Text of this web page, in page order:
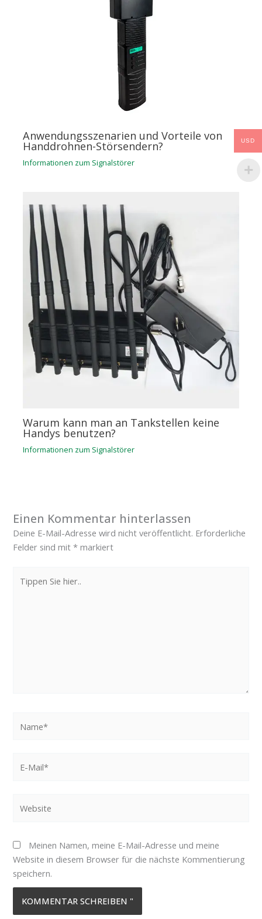
Anwendungsszenarien und Vorteile von
Handdrohnen-Störsendern?
Informationen zum Signalstörer
Warum kann man an Tankstellen keine
Handys benutzen?
Informationen zum Signalstörer
Einen Kommentar hinterlassen
Deine E-Mail-Adresse wird nicht veröffentlicht. Erforderliche
Felder sind mit* markiert
Sie
Mail*
Meinen Namen, meine E-Mail-Adresse und meine
Website in diesem Browser für die nächste Kommentierung
speichern.
USD